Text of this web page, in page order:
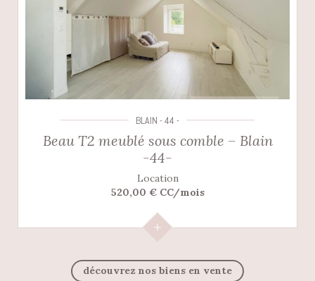
BLAIN - 44 -
Beau T2 meublé sous comble – Blain
-44-
Location
520,00 € CC/mois
découvrez nos biens en vente